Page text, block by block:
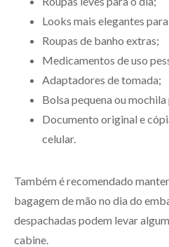
Looks mais elegantes
Roupas de banho extras;
Medicamentos de uso
Adaptadores de tomada;
Bolsa pequena ou
Documento original e
celular.
Também é recomendado
bagagem de mão no dia do
despachadas podem levar
cabine.